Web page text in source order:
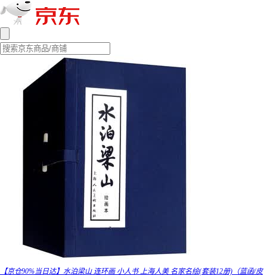
【京仓90%当日达】水泊梁山 连环画 小人书 上海人美 名家名绘(套装12册)（蓝函/皮